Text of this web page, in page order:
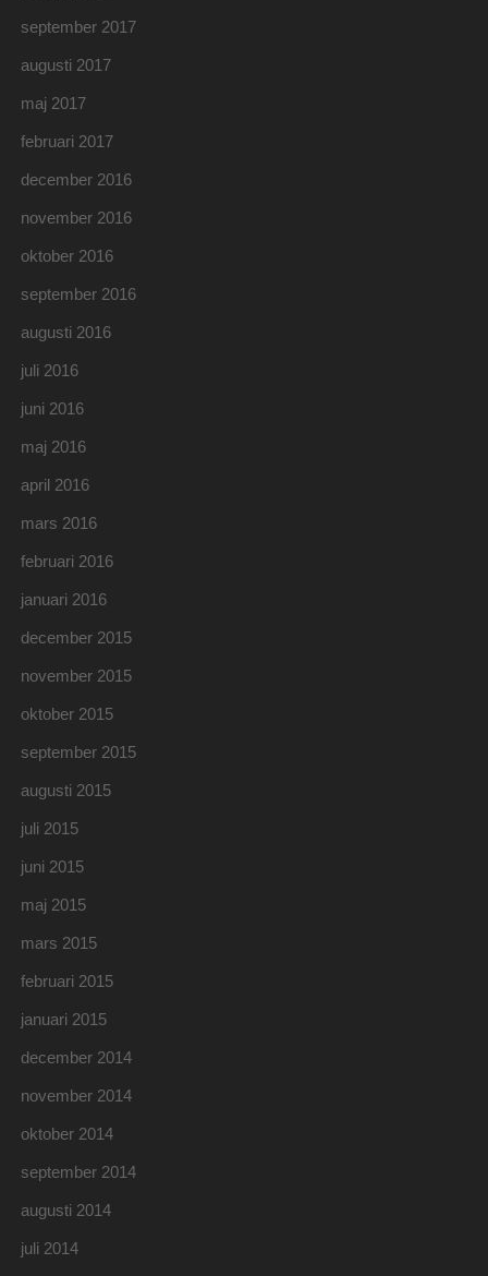
september 2017
augusti 2017
maj 2017
februari 2017
december 2016
november 2016
oktober 2016
september 2016
augusti 2016
juli 2016
juni 2016
maj 2016
april 2016
mars 2016
februari 2016
januari 2016
december 2015
november 2015
oktober 2015
september 2015
augusti 2015
juli 2015
juni 2015
maj 2015
mars 2015
februari 2015
januari 2015
december 2014
november 2014
oktober 2014
september 2014
augusti 2014
juli 2014